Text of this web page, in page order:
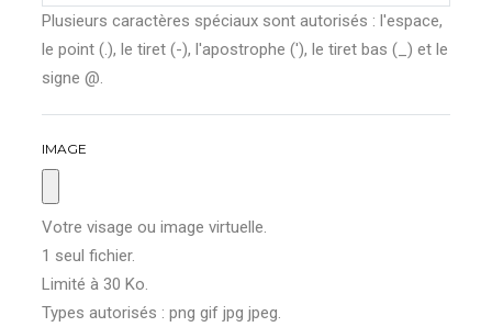
Plusieurs caractères spéciaux sont autorisés : l'espace,
le point (.), le tiret (-), l'apostrophe ('), le tiret bas (_) et le
signe @.
IMAGE
Votre visage ou image virtuelle.
1 seul fichier.
Limité à 30 Ko.
Types autorisés : png gif jpg jpeg.